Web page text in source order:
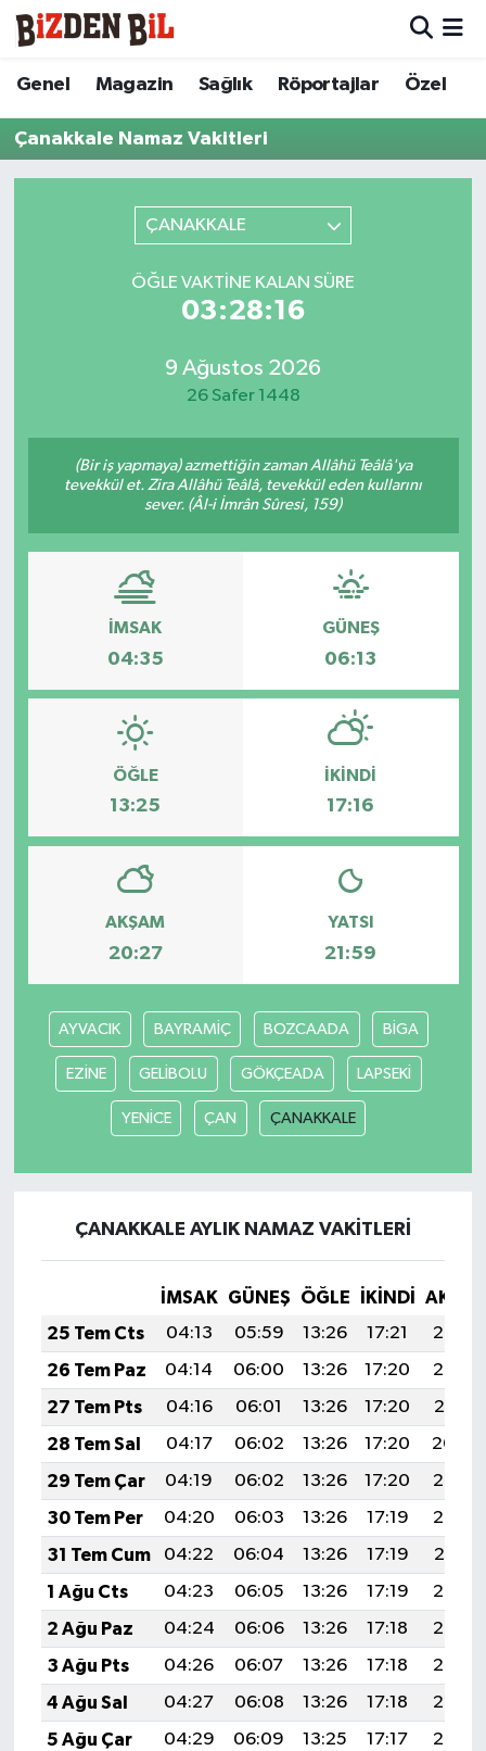
Genel Magazin Sağlık Röportajlar Özel
Çanakkale Namaz Vakitleri
ÇANAKKALE
ÖĞLE VAKTINE KALAN SÜRE
03:28:16
9 Ağustos 2026
26 Safer 1448
(Bir iş yapmaya) azmettiğin zaman Allâhü Teâlâ'ya
tevekkül et. Zira Allâhü Teâlâ, tevekkül eden kullarını
sever. (Âl-i İmrân Sûresi, 159)
İMSAK
04:35
GÜNEŞ
06:13
ÖĞLE
13:25
İKINDI
17:16
AKŞAM
20:27
YATSI
21:59
AYVACIK BAYRAMİÇ BOZCAADA BİGA
EZİNE GELİBOLU GÖKÇEADA LAPSEKİ
YENİCE ÇAN ÇANAKKALE
ÇANAKKALE AYLIK NAMAZ VAKITLERI
İMSAK GÜNEŞ ÖĞLE İKINDI
25 Tem Cts
04:13 05:59 13:26 17:21
20:43
26 Tem Paz
04:14 06:00 13:26 17:20
20:42
27 Tem Pts
04:16 06:01 13:26 17:20
20:41
28 Tem Sal
04:17 06:02 13:26 17:20
20:40
29 Tem Çar
04:19 06:02 13:26 17:20
20:39
30 Tem Per
04:20 06:03 13:26 17:19
20:38
31 Tem Cum
04:22 06:04 13:26 17:19
20:37
1 Ağu Cts
04:23 06:05 13:26 17:19
20:36
2 Ağu Paz
04:24 06:06 13:26 17:18
20:35
3 Ağu Pts
04:26 06:07 13:26 17:18
20:34
4 Ağu Sal
04:27 06:08 13:26 17:18
20:33
5 Ağu Çar
04:29 06:09 13:25 17:17
20:32
Hava Durumu
Trafik Durumu
Tüm Manşetler
Son Dakika Haberleri